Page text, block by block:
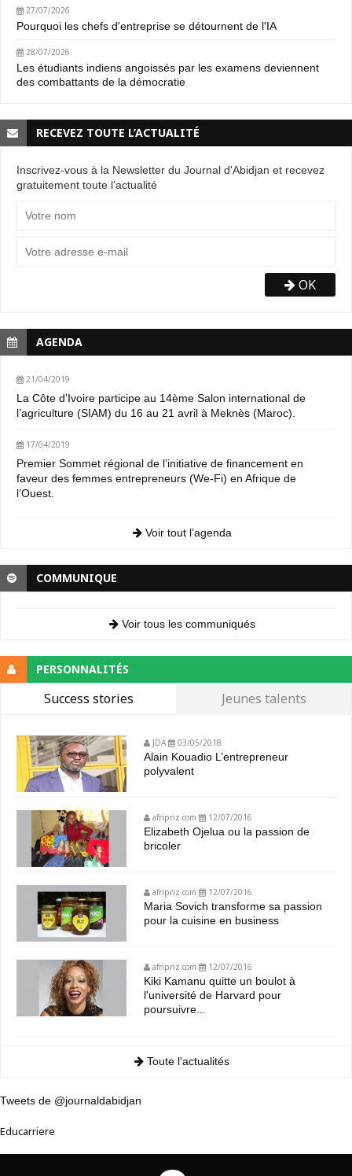
27/07/2026
Pourquoi les chefs d'entreprise se détournent de l'IA
28/07/2026
Les étudiants indiens angoissés par les examens deviennent
des combattants de la démocratie
RECEVEZ TOUTE L’ACTUALITÉ
Inscrivez-vous à la Newsletter du Journal d'Abidjan et recevez
gratuitement toute l’actualité
OK
AGENDA
21/04/2019
La Côte d’Ivoire participe au 14ème Salon international de
l’agriculture (SIAM) du 16 au 21 avril à Meknès (Maroc).
17/04/2019
Premier Sommet régional de l’initiative de financement en
faveur des femmes entrepreneurs (We-Fi) en Afrique de
l’Ouest.
Voir tout l’agenda
COMMUNIQUE
Voir tous les communiqués
PERSONNALITÉS
Success stories Jeunes talents
JDA 03/05/2018
Alain Kouadio L’entrepreneur
polyvalent
afripriz.com 12/07/2016
Elizabeth Ojelua ou la passion de
bricoler
afripriz.com 12/07/2016
Maria Sovich transforme sa passion
pour la cuisine en business
afripriz.com 12/07/2016
Kiki Kamanu quitte un boulot à
l'université de Harvard pour
poursuivre...
Toute l'actualités
Tweets de @journaldabidjan
Educarriere